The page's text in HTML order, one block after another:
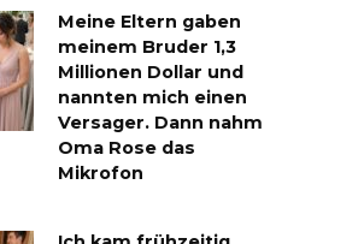
Meine Eltern gaben
meinem Bruder 1,3
Millionen Dollar und
nannten mich einen
Versager. Dann nahm
Oma Rose das
Mikrofon